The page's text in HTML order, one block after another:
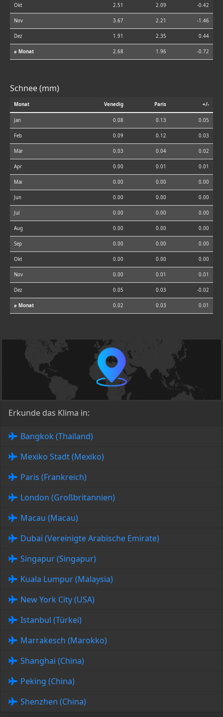
Okt 2.51 2.09 -0.42
Nov 3.67 2.21 -1.46
Dez 1.91 2.35 0.44
⌀ Monat 2.68 1.96 -0.72
Schnee (mm)
Monat Venedig Paris +/-
Jan 0.08 0.13 0.05
Feb 0.09 0.12 0.03
Mär 0.03 0.04 0.02
Apr 0.00 0.01 0.01
Mai 0.00 0.00 0.00
Jun 0.00 0.00 0.00
Jul 0.00 0.00 0.00
Aug 0.00 0.00 0.00
Sep 0.00 0.00 0.00
Okt 0.00 0.00 0.00
Nov 0.00 0.01 0.01
Dez 0.05 0.03 -0.02
⌀ Monat 0.02 0.03 0.01
Erkunde das Klima in:
Bangkok (Thailand)
Mexiko Stadt (Mexiko)
Paris (Frankreich)
London (Großbritannien)
Macau (Macau)
Dubai (Vereinigte Arabische Emirate)
Singapur (Singapur)
Kuala Lumpur (Malaysia)
New York City (USA)
Istanbul (Türkei)
Marrakesch (Marokko)
Shanghai (China)
Peking (China)
Shenzhen (China)